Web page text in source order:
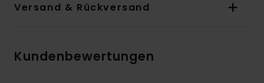
Versand & Rückversand
Kundenbewertungen